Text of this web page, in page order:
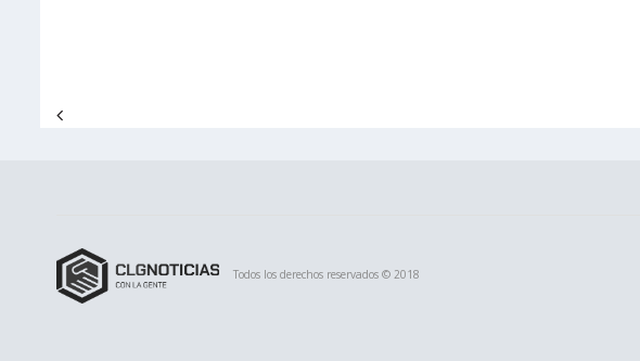
Todos los derechos reservados © 2018